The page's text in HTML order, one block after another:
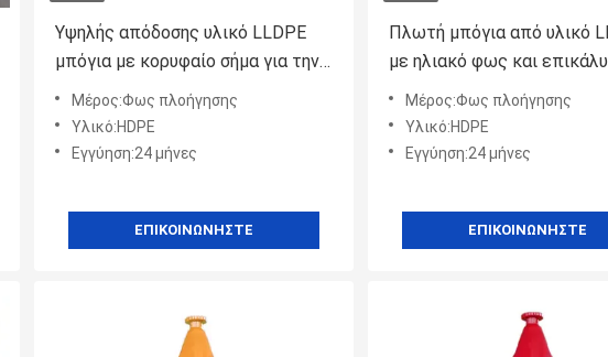
Υψηλής απόδοσης υλικό LLDPE
μπόγια με κορυφαίο σήμα για την
παράκτια πλοήγηση και την
προειδοποίηση
Μέρος:Φως πλοήγησης
Υλικό:HDPE
Εγγύηση:24 μήνες
ΕΠΙΚΟΙΝΩΝΉΣΤΕ
Πλωτή μπόγια από υλικό
με ηλιακό φως και
κατά της ψεκασμού για
ναυσιπλοΐα και
στη θάλασσα
Μέρος:Φως πλοήγησης
Υλικό:HDPE
Εγγύηση:24 μήνες
ΕΠΙΚΟΙΝΩΝΉΣΤΕ